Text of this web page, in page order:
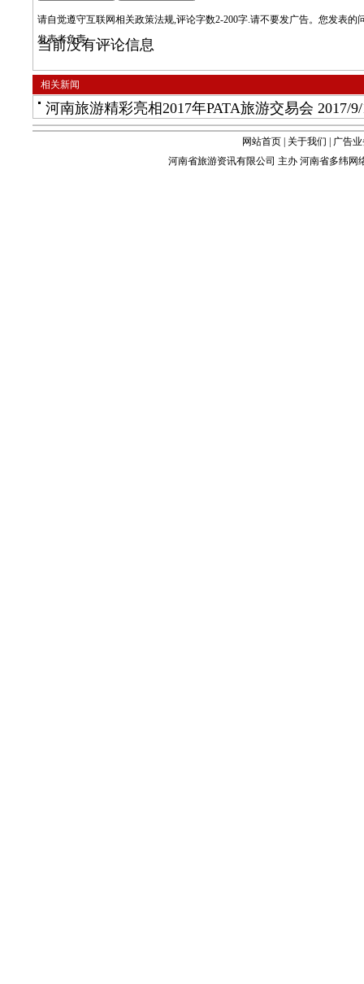
请自觉遵守互联网相关政策法规,评论字数2-200字.请不要发广告。您发表的
发表者负责
当前没有评论信息
相关新闻
河南旅游精彩亮相2017年PATA旅游交易会 2017/
网站首页 关于我们
广告
河南省旅游资讯有限公司 主办 河南省多纬